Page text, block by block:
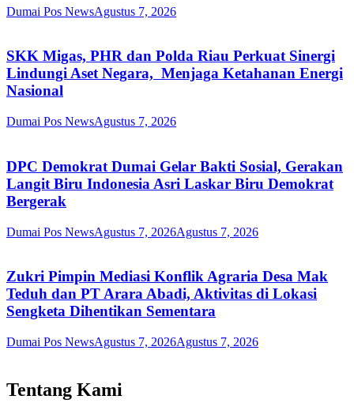
Dumai Pos NewsAgustus 7, 2026
SKK Migas, PHR dan Polda Riau Perkuat Sinergi
Lindungi Aset Negara, Menjaga Ketahanan Energi
Nasional
Dumai Pos NewsAgustus 7, 2026
DPC Demokrat Dumai Gelar Bakti Sosial, Gerakan
Langit Biru Indonesia Asri Laskar Biru Demokrat
Bergerak
Dumai Pos NewsAgustus 7, 2026Agustus 7, 2026
Zukri Pimpin Mediasi Konflik Agraria Desa Mak
Teduh dan PT Arara Abadi, Aktivitas di Lokasi
Sengketa Dihentikan Sementara
Dumai Pos NewsAgustus 7, 2026Agustus 7, 2026
Tentang Kami